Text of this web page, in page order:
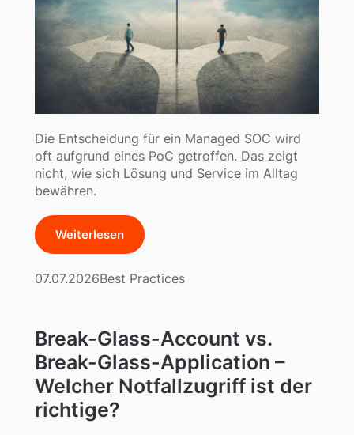
Die Entscheidung für ein Managed SOC wird
oft aufgrund eines PoC getroffen. Das zeigt
nicht, wie sich Lösung und Service im Alltag
bewähren.
Weiterlesen
07.07.2026Best Practices
Break-Glass-Account vs.
Break-Glass-Application –
Welcher Notfallzugriff ist der
richtige?